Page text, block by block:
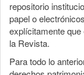
repositorio
papel o
explícitamente
la Revista.
Para todo lo